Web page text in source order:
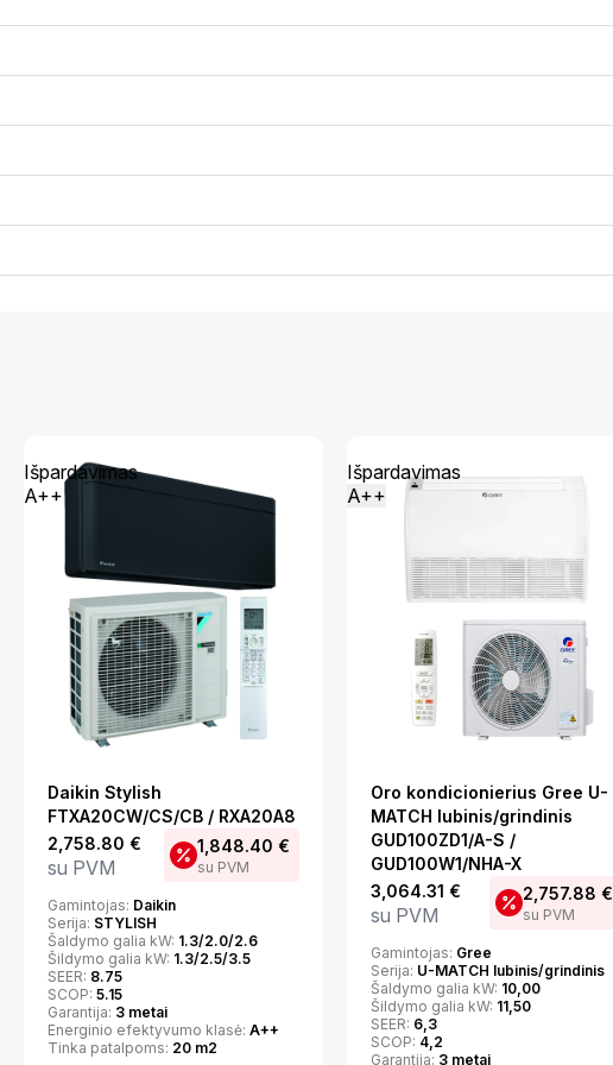
Išpardavimas
A++
Daikin Stylish
FTXA20CW/CS/CB / RXA20A8
2,758.80 €
su PVM
1,848.40 €
su PVM
Gamintojas: Daikin
Serija: STYLISH
Šaldymo galia kW: 1.3/2.0/2.6
Šildymo galia kW: 1.3/2.5/3.5
SEER: 8.75
SCOP: 5.15
Garantija: 3 metai
Energinio efektyvumo klasė: A++
Tinka patalpoms: 20 m2
Išpardavimas
A++
Oro kondicionierius Gree U-
MATCH lubinis/grindinis
GUD100ZD1/A-S /
GUD100W1/NHA-X
3,064.31 €
su PVM
2,757.88 €
su PVM
Gamintojas: Gree
Serija: U-MATCH lubinis/grindinis
Šaldymo galia kW: 10,00
Šildymo galia kW: 11,50
SEER: 6,3
SCOP: 4,2
Garantija: 3 metai